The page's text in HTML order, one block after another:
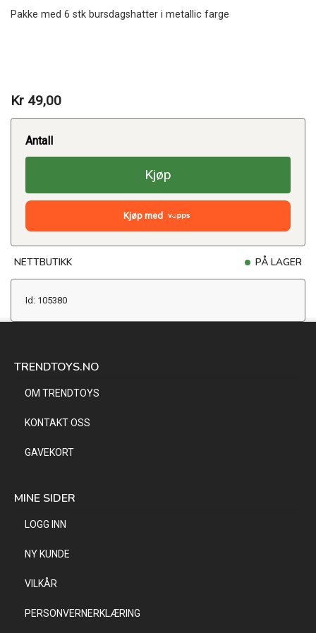
Pakke med 6 stk bursdagshatter i metallic farge
Kr 49,00
Antall
Kjøp
Kjøp med
NETTBUTIKK PÅ LAGER
Id: 105380
TRENDTOYS.NO
OM TRENDTOYS
KONTAKT OSS
GAVEKORT
MINE SIDER
LOGG INN
NY KUNDE
VILKÅR
PERSONVERNERKLÆRING